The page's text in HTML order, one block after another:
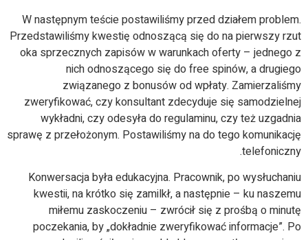
W następnym teście postawiliśmy przed działem problem.
Przedstawiliśmy kwestię odnoszącą się do na pierwszy rzut
oka sprzecznych zapisów w warunkach oferty – jednego z
nich odnoszącego się do free spinów, a drugiego
związanego z bonusów od wpłaty. Zamierzaliśmy
zweryfikować, czy konsultant zdecyduje się samodzielnej
wykładni, czy odesyła do regulaminu, czy też uzgadnia
sprawę z przełożonym. Postawiliśmy na do tego komunikację
telefoniczny.
Konwersacja była edukacyjna. Pracownik, po wysłuchaniu
kwestii, na krótko się zamilkł, a następnie – ku naszemu
miłemu zaskoczeniu – zwrócił się z prośbą o minutę
poczekania, by „dokładnie zweryfikować informacje”. Po